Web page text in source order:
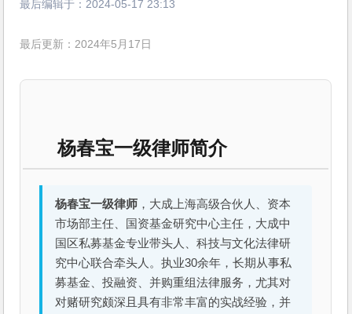
最后编辑于： 2024-05-17 23:13
最后更新：2024年5月17日
杨春宝一级律师简介
杨春宝一级律师 ，大成上海高级合伙人、资本
市场部主任、国资基金研究中心主任，大成中
国区私募基金专业带头人、科技与文化法律研
究中心联合牵头人。执业30余年，长期从事私
募基金、投融资、并购重组法律服务，尤其对
对赌研究颇深且具有非常丰富的实战经验，并